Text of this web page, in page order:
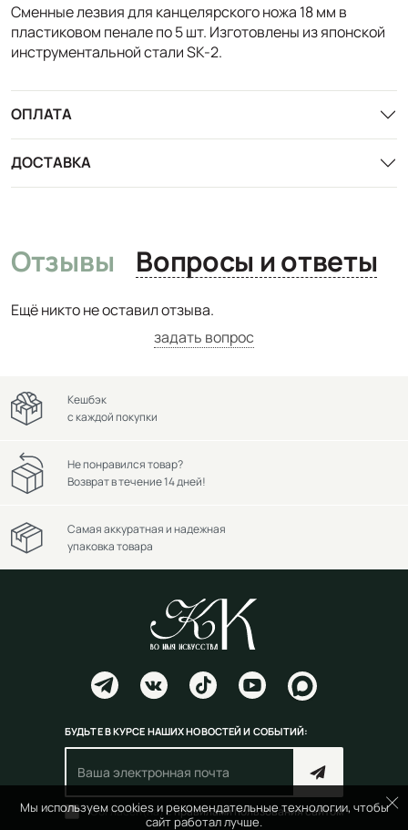
Сменные лезвия для канцелярского ножа 18 мм в
пластиковом пенале по 5 шт. Изготовлены из японской
инструментальной стали SK-2.
ОПЛАТА
ДОСТАВКА
Отзывы Вопросы и ответы
Ещё никто не оставил отзыва.
задать вопрос
Мы используем cookies и рекомендательные технологии, чтобы
сайт работал лучше.
Кешбэк
с каждой покупки
Не понравился товар?
Возврат в течение 14 дней!
Самая аккуратная и надежная
упаковка товара
БУДЬТЕ В КУРСЕ НАШИХ НОВОСТЕЙ И СОБЫТИЙ:
Согласен(на) справилами пользования сайтом